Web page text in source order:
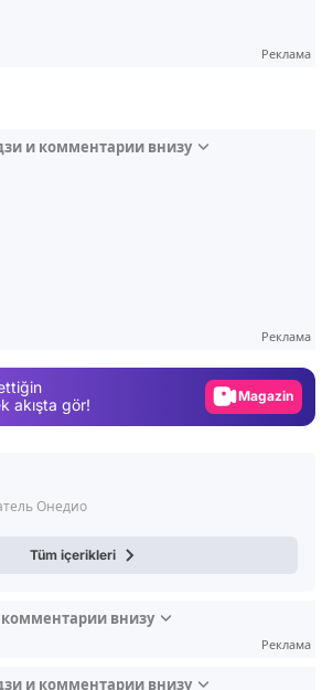
Реклама
и комментарии внизу
Реклама
akışta gör!
Magazin
Онедио
Tüm içerikleri
комментарии внизу
Реклама
и комментарии внизу